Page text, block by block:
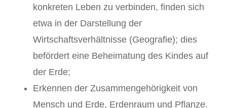
konkreten Leben zu verbinden, finden sich
etwa in der Darstellung der
Wirtschaftsverhältnisse (Geografie); dies
befördert eine Beheimatung des Kindes auf
der Erde;
Erkennen der Zusammengehörigkeit von
Mensch und Erde, Erdenraum und Pflanze.